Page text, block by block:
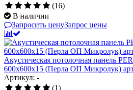
(16)
В наличии
Запросить ценуЗапрос цены
Акустическая потолочная панель
600x600x15 (Перла ОП Микролук)
Артикул: -
(1)